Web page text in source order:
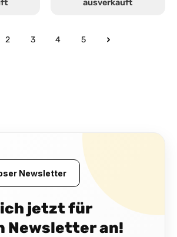
ausverkauft
Seite
2
Seite
3
Seite
4
Seite
5
Newsletter
jetzt für
Newsletter an!